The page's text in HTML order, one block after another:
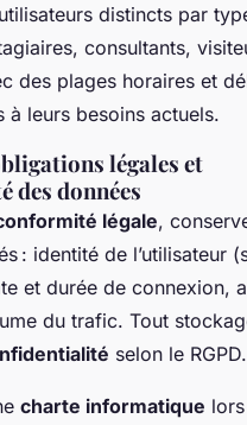
distincts par
consultants,
des plages horaires et
à leurs besoins actuels.
légales et
des données
légale,
: identité de l’utilisateur
et durée de connexion,
du trafic. Tout
selon le RGPD.
charte informatique